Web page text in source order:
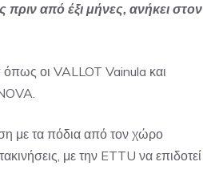
από έξι μήνες, ανήκει στον
όπως οι VALLOT Vainula και
με τα πόδια από τον χώρο
με την ETTU να επιδοτεί